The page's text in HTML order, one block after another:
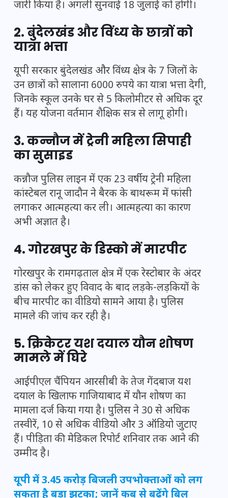
जारी किया है। अगली सुनवाई 18 जुलाई को होगी।
2. बुंदेलखंड और विंध्य के छात्रों को
यात्रा भत्ता
यूपी सरकार बुंदेलखंड और विंध्य क्षेत्र के 7 जिलों के
उन छात्रों को सालाना 6000 रुपये का यात्रा भत्ता देगी,
जिनके स्कूल उनके घर से 5 किलोमीटर से अधिक दूर
हैं। यह योजना वर्तमान शैक्षिक सत्र से लागू होगी।
3. कन्नौज में ट्रेनी महिला सिपाही
का सुसाइड
कन्नौज पुलिस लाइन में एक 23 वर्षीय ट्रेनी महिला
कांस्टेबल रानू जादौन ने बैरक के बाथरूम में फांसी
लगाकर आत्महत्या कर ली। आत्महत्या का कारण
अभी अज्ञात है।
4. गोरखपुर के डिस्को में मारपीट
गोरखपुर के रामगढ़ताल क्षेत्र में एक रेस्टोबार के अंदर
डांस को लेकर हुए विवाद के बाद लड़के-लड़कियों के
बीच मारपीट का वीडियो सामने आया है। पुलिस
मामले की जांच कर रही है।
5. क्रिकेटर यश दयाल यौन शोषण
मामले में घिरे
आईपीएल चैंपियन आरसीबी के तेज गेंदबाज यश
दयाल के खिलाफ गाजियाबाद में यौन शोषण का
मामला दर्ज किया गया है। पुलिस ने 30 से अधिक
तस्वीरें, 10 से अधिक वीडियो और 3 ऑडियो जुटाए
हैं। पीड़िता की मेडिकल रिपोर्ट शनिवार तक आने की
उम्मीद है।
यूपी में 3.45 करोड़ बिजली उपभोक्ताओं को लग
सकता है बड़ा झटका; जानें कब से बढ़ेंगे बिल